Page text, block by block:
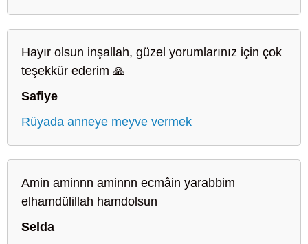
Hayır olsun inşallah, güzel yorumlarınız için çok
teşekkür ederim 🙏
Safiye
Rüyada anneye meyve vermek
Amin aminnn aminnn ecmâin yarabbim
elhamdülillah hamdolsun
Selda